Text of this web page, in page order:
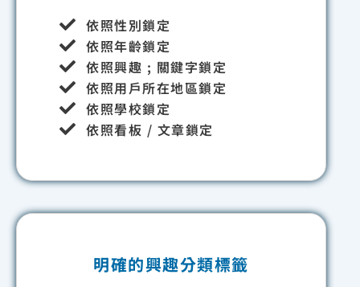
依照性別鎖定
依照年齡鎖定
依照興趣 ; 關鍵字鎖定
依照用戶所在地區鎖定
依照學校鎖定
依照看板 / 文章鎖定
明確的興趣分類標籤